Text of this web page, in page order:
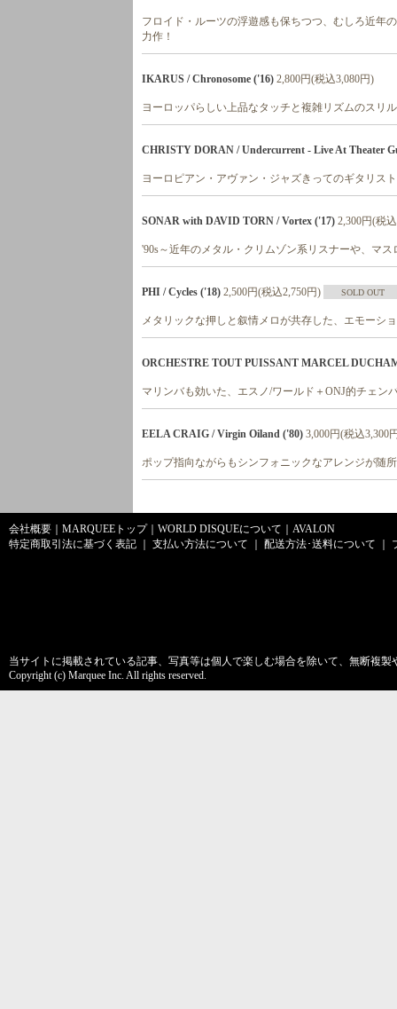
フロイド・ルーツの浮遊感も保ちつつ、むしろ近年
力作！
IKARUS / Chronosome ('16) 2,800円(税込3,080円)
ヨーロッパらしい上品なタッチと複雑リズムのスリ
CHRISTY DORAN / Undercurrent - Live At Theater
ヨーロピアン・アヴァン・ジャズきってのギタリス
SONAR with DAVID TORN / Vortex ('17) 2,300円(税
'90s～近年のメタル・クリムゾン系リスナーや、マ
PHI / Cycles ('18) 2,500円(税込2,750円) SOLD OUT
メタリックな押しと叙情メロが共存した、エモーシ
ORCHESTRE TOUT PUISSANT MARCEL
マリンバも効いた、エスノ/ワールド＋ONJ的チェン
EELA CRAIG / Virgin Oiland ('80) 3,000円(税込3,300
ポップ指向ながらもシンフォニックなアレンジが随
会社概要 MARQUEEトップ｜ WORLD DISQUEについて
AVALON
特定商取引法に基づく表記
支払い方法について 配送方法･送料について
当サイトに掲載されている記事、写真等は個人で楽しむ場合を除いて、無断複
Copyright (c) Marquee Inc. All rights reserved.